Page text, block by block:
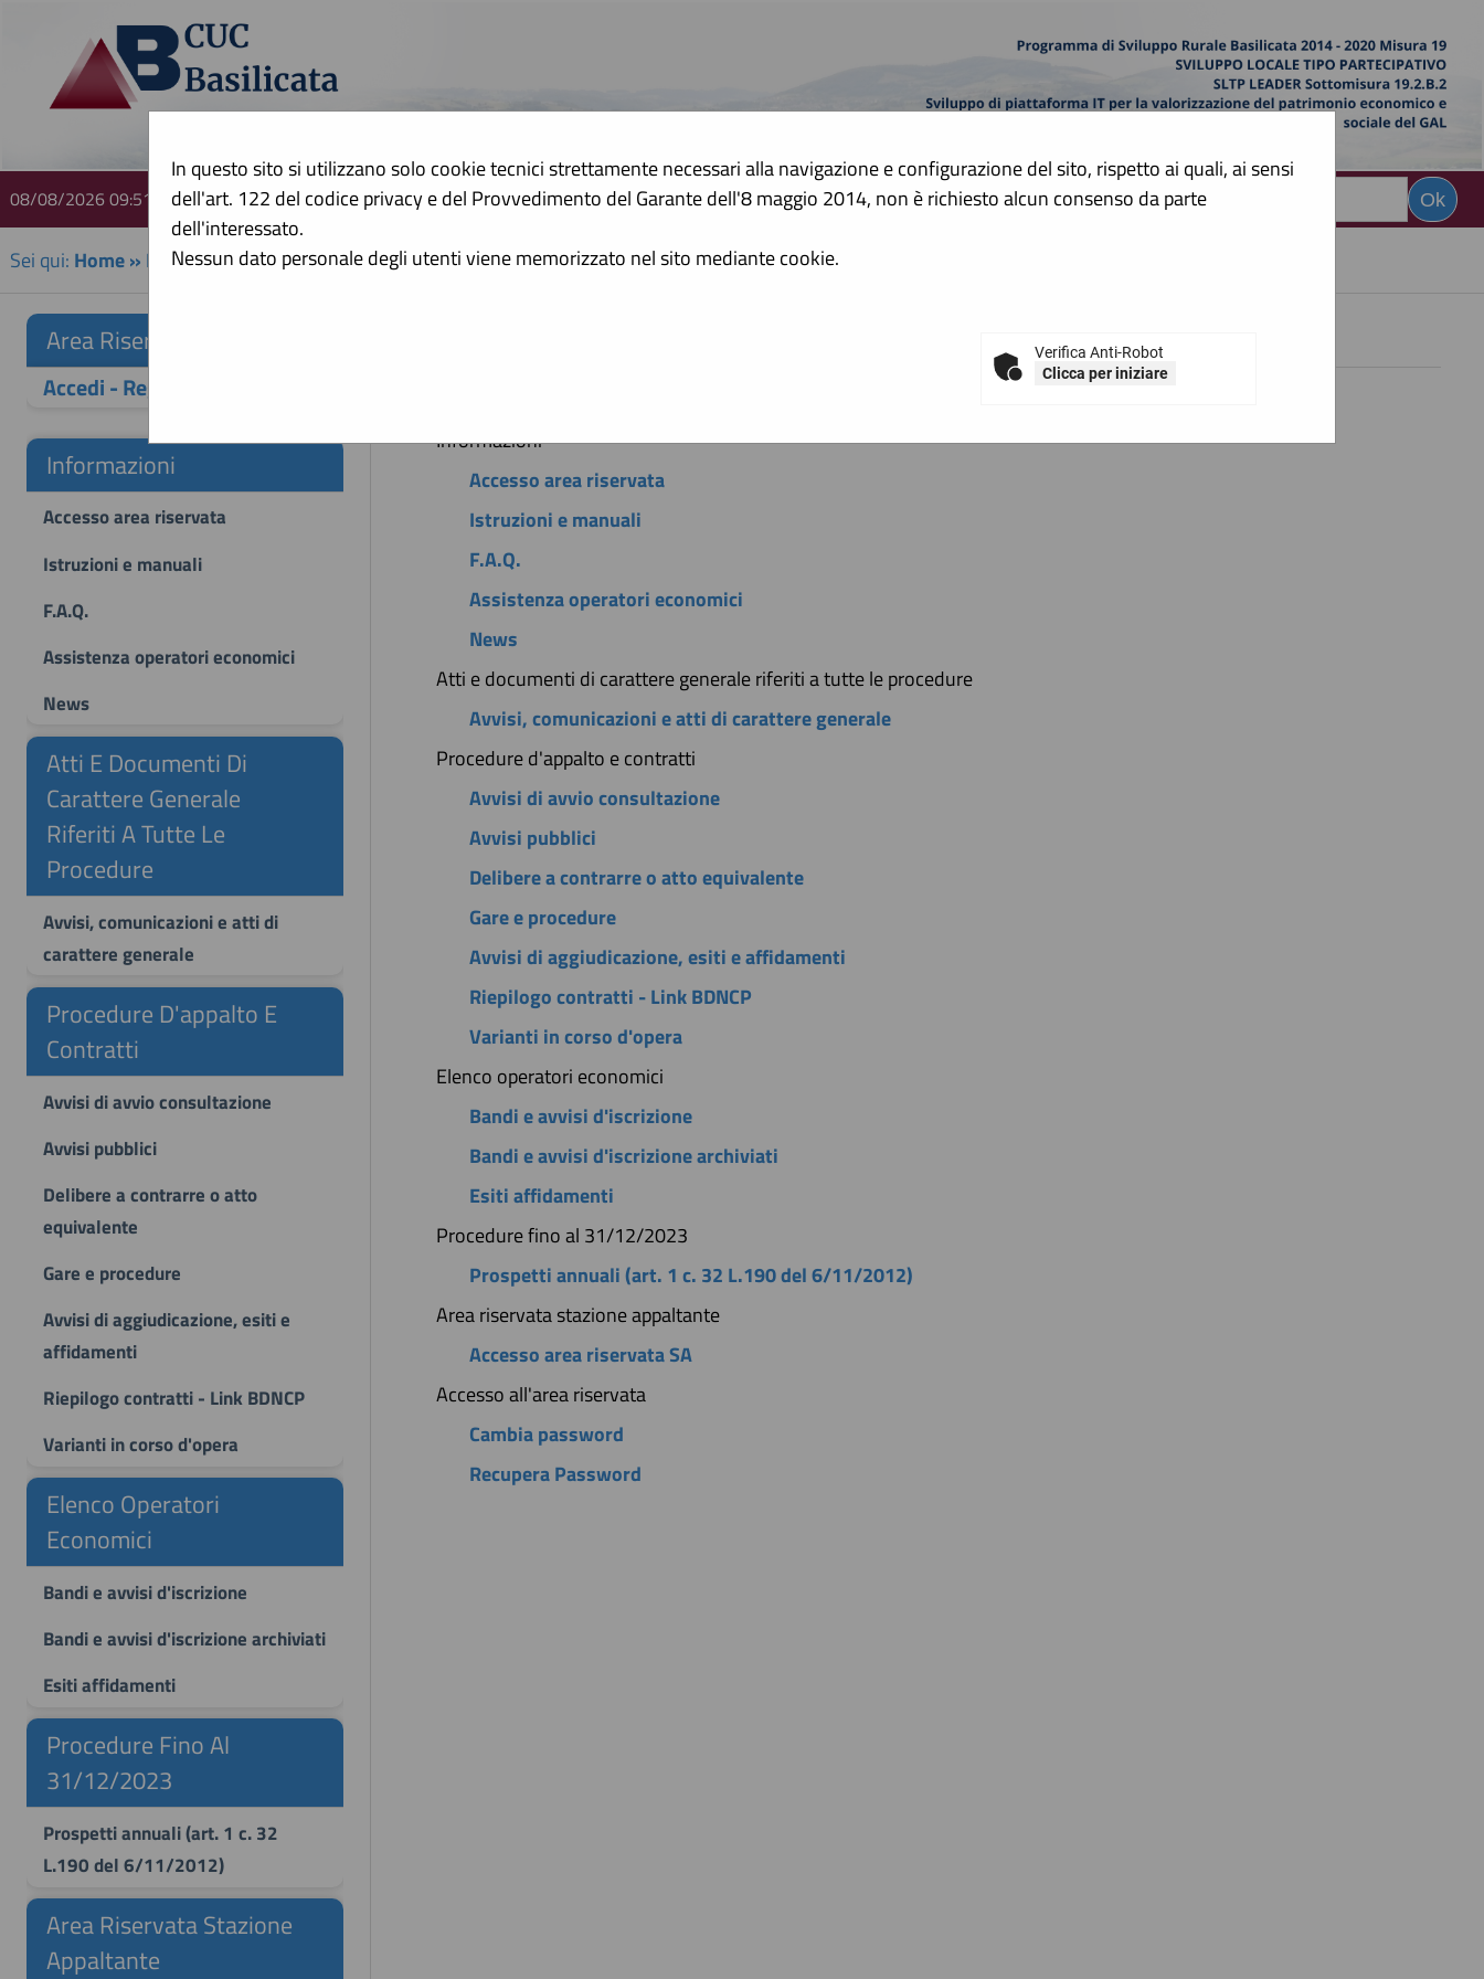
08/08/2026 09:51 A A A GRAFICA TESTO ALTO CONTRASTO
Sei qui: Home» Mappa del sito
In questo sito si utilizzano solo cookie tecnici strettamente necessari alla navigazione e configurazione del sito, rispetto ai quali, ai sensi
dell'art. 122 del codice privacy e del Provvedimento del Garante dell'8 maggio 2014, non è richiesto alcun consenso da parte
dell'interessato.
Nessun dato personale degli utenti viene memorizzato nel sito mediante cookie.
Verifica Anti-Robot
Clicca per iniziare
Area Riservata
Accedi - Registrati
Informazioni
Accesso area riservata
Istruzioni e manuali
F.A.Q.
Assistenza operatori economici
News
Atti E Documenti Di
Carattere Generale
Riferiti A Tutte Le
Procedure
Avvisi, comunicazioni e atti di
carattere generale
Procedure D'appalto E
Contratti
Avvisi di avvio consultazione
Avvisi pubblici
Delibere a contrarre o atto
equivalente
Gare e procedure
Avvisi di aggiudicazione, esiti e
affidamenti
Riepilogo contratti - Link BDNCP
Varianti in corso d'opera
Elenco Operatori
Economici
Bandi e avvisi d'iscrizione
Bandi e avvisi d'iscrizione archiviati
Esiti affidamenti
Procedure Fino Al
31/12/2023
Prospetti annuali (art. 1 c. 32
L.190 del 6/11/2012)
Area Riservata Stazione
Appaltante
Informazioni
Accesso area riservata
Istruzioni e manuali
F.A.Q.
Assistenza operatori economici
News
Atti e documenti di carattere generale riferiti a tutte le procedure
Avvisi, comunicazioni e atti di carattere generale
Procedure d'appalto e contratti
Avvisi di avvio consultazione
Avvisi pubblici
Delibere a contrarre o atto equivalente
Gare e procedure
Avvisi di aggiudicazione, esiti e affidamenti
Riepilogo contratti - Link BDNCP
Varianti in corso d'opera
Elenco operatori economici
Bandi e avvisi d'iscrizione
Bandi e avvisi d'iscrizione archiviati
Esiti affidamenti
Procedure fino al 31/12/2023
Prospetti annuali (art. 1 c. 32 L.190 del 6/11/2012)
Area riservata stazione appaltante
Accesso area riservata SA
Accesso all'area riservata
Cambia password
Recupera Password